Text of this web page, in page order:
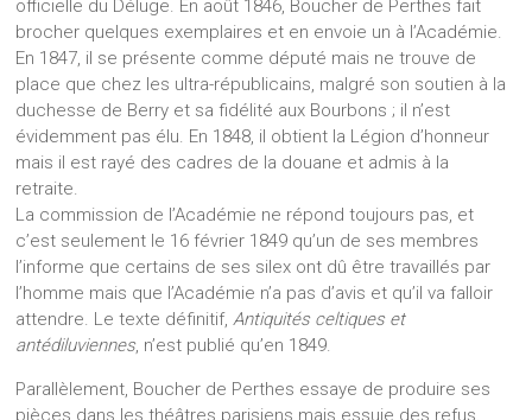
officielle du Déluge. En août 1846, Boucher de Perthes fait
brocher quelques exemplaires et en envoie un à l’Académie.
En 1847, il se présente comme député mais ne trouve de
place que chez les ultra-républicains, malgré son soutien à la
duchesse de Berry et sa fidélité aux Bourbons ; il n’est
évidemment pas élu. En 1848, il obtient la Légion d’honneur
mais il est rayé des cadres de la douane et admis à la
retraite.
La commission de l’Académie ne répond toujours pas, et
c’est seulement le 16 février 1849 qu’un de ses membres
l’informe que certains de ses silex ont dû être travaillés par
l’homme mais que l’Académie n’a pas d’avis et qu’il va falloir
attendre. Le texte définitif,Antiquités celtiques et
antédiluviennes, n’est publié qu’en 1849.
Parallèlement, Boucher de Perthes essaye de produire ses
pièces dans les théâtres parisiens mais essuie des refus.